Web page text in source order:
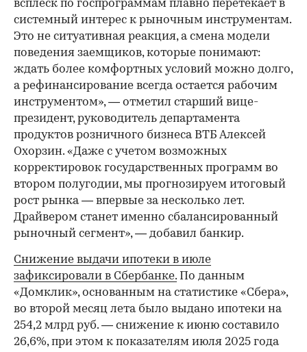
всплеск по госпрограммам плавно перетекает в
системный интерес к рыночным инструментам.
Это не ситуативная реакция, а смена модели
поведения заемщиков, которые понимают:
ждать более комфортных условий можно долго,
а рефинансирование всегда остается рабочим
инструментом», — отметил старший вице-
президент, руководитель департамента
продуктов розничного бизнеса ВТБ Алексей
Охорзин. «Даже с учетом возможных
корректировок государственных программ во
втором полугодии, мы прогнозируем итоговый
рост рынка — впервые за несколько лет.
Драйвером станет именно сбалансированный
рыночный сегмент», — добавил банкир.
Снижение выдачи ипотеки в июле
зафиксировали в Сбербанке. По данным
«Домклик», основанным на статистике «Сбера»,
во второй месяц лета было выдано ипотеки на
254,2 млрд руб. — снижение к июню составило
26,6%, при этом к показателям июля 2025 года